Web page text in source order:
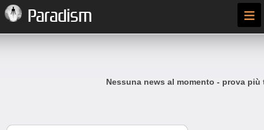
Paradism ≡
Nessuna news al momento - prova più